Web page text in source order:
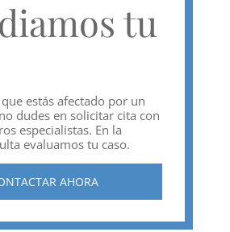
tu
estás afectado por un
dudes en solicitar cita con
especialistas. En la
evaluamos tu caso.
AHORA